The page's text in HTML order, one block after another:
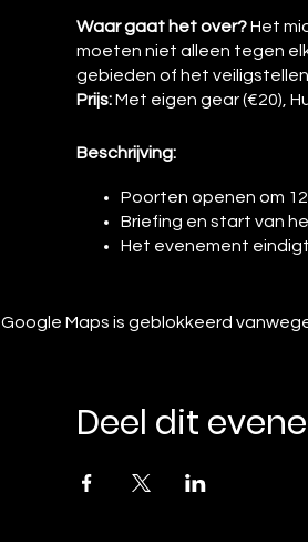
Waar gaat het over?Het
moeten niet alleen tegen
gebieden of het
Prijs:Met eigen gear (€20),
Beschrijving:
Poorten openen om
Briefing en start van
Het evenement eindigt
Google Maps is geblokkeerd
Deel dit